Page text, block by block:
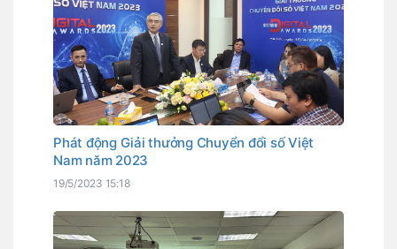
Phát động Giải thưởng Chuyển đổi số Việt
Nam năm 2023
19/5/2023 15:18